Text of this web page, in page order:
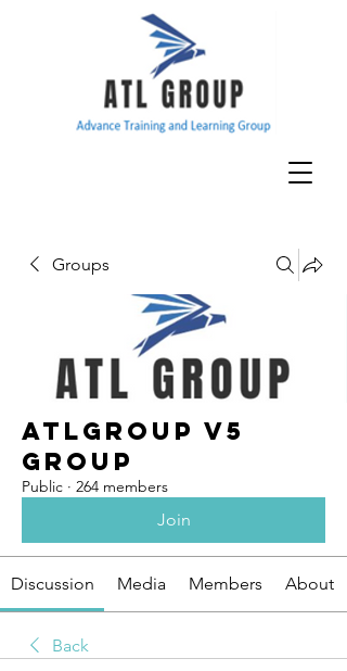
Groups
ATLGroup v5
Group
Public · 264 members
Join
Discussion Media Members About
Back